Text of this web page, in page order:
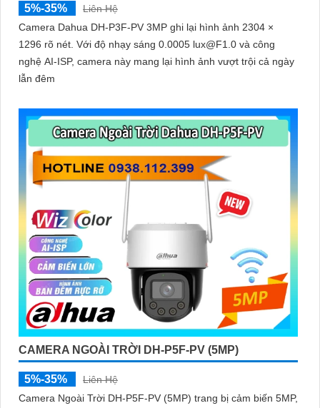
5%-35%
Liên Hệ
Camera Dahua DH-P3F-PV 3MP ghi lại hình ảnh 2304 ×
1296 rõ nét. Với độ nhạy sáng 0.0005 lux@F1.0 và công
nghệ AI-ISP, camera này mang lại hình ảnh vượt trội cả ngày
lẫn đêm
CAMERA NGOÀI TRỜI DH-P5F-PV (5MP)
5%-35%
Liên Hệ
Camera Ngoài Trời DH-P5F-PV (5MP) trang bị cảm biến 5MP,